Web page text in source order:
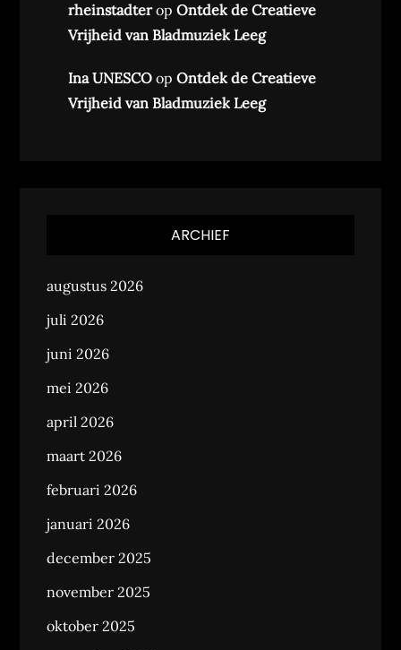
rheinstadteropOntdek de Creatieve
Vrijheid van Bladmuziek Leeg
Ina UNESCO opOntdek de Creatieve
Vrijheid van Bladmuziek Leeg
ARCHIEF
augustus 2026
juli 2026
juni 2026
mei 2026
april 2026
maart 2026
februari 2026
januari 2026
december 2025
november 2025
oktober 2025